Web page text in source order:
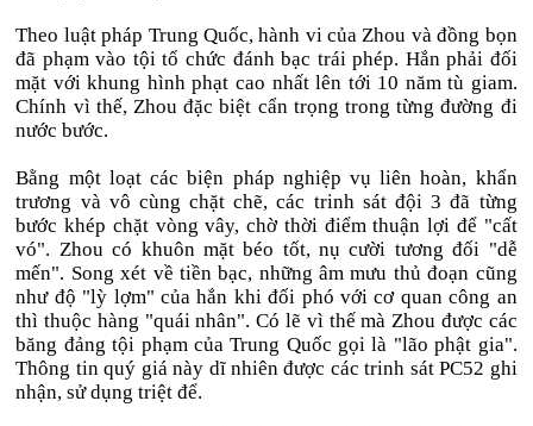
Theo luật pháp Trung Quốc, hành vi của Zhou và đồng bọn
đã phạm vào tội tổ chức đánh bạc trái phép. Hắn phải đối
mặt với khung hình phạt cao nhất lên tới 10 năm tù giam.
Chính vì thế, Zhou đặc biệt cẩn trọng trong từng đường đi
nước bước.
Bằng một loạt các biện pháp nghiệp vụ liên hoàn, khẩn
trương và vô cùng chặt chẽ, các trinh sát đội 3 đã từng
bước khép chặt vòng vây, chờ thời điểm thuận lợi để "cất
vó". Zhou có khuôn mặt béo tốt, nụ cười tương đối "dễ
mến". Song xét về tiền bạc, những âm mưu thủ đoạn cũng
như độ "lỳ lợm" của hắn khi đối phó với cơ quan công an
thì thuộc hàng "quái nhân". Có lẽ vì thế mà Zhou được các
băng đảng tội phạm của Trung Quốc gọi là "lão phật gia".
Thông tin quý giá này dĩ nhiên được các trinh sát PC52 ghi
nhận, sử dụng triệt để.